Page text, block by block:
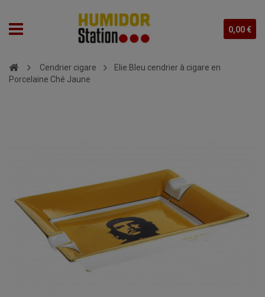
0,00 €
Cendrier cigare
Elie Bleu cendrier à cigare en
Porcelaine Ché Jaune